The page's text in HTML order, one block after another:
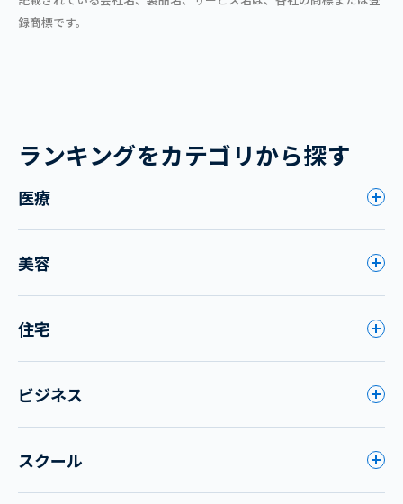
録商標です。
ランキングをカテゴリから探す
医療
美容
住宅
ビジネス
スクール